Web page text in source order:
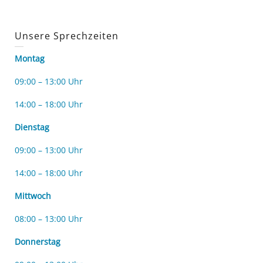
Unsere Sprechzeiten
Montag
09:00 – 13:00 Uhr
14:00 – 18:00 Uhr
Dienstag
09:00 – 13:00 Uhr
14:00 – 18:00 Uhr
Mittwoch
08:00 – 13:00 Uhr
Donnerstag